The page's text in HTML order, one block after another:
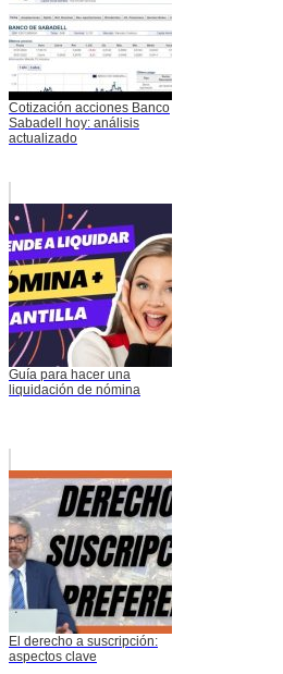
Cotización acciones Banco
Sabadell hoy: análisis
actualizado
Guía para hacer una
liquidación de nómina
El derecho a suscripción:
aspectos clave